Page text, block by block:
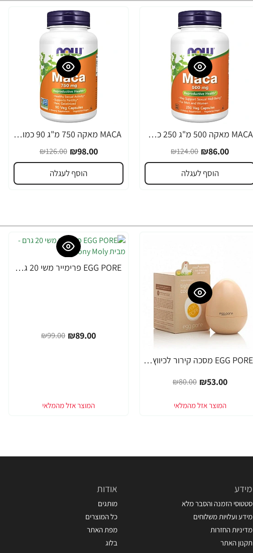
-31%
MACA מאקה 500 מ"ג 250 כמוסות - מבית NOW FOODS
₪86.00
₪124.00
הוסף לעגלה
-22%
MACA מאקה 750 מ"ג 90 כמוסות - מבית NOW FOODS
₪98.00
₪126.00
הוסף לעגלה
-34%
EGG PORE מסכה קירור לכיווץ נקבוביות 30 גרם - מבית Tony Moly
₪53.00
₪80.00
-10% EGG PORE פרימייר משי 20 גרם - מבית Tony Moly
₪89.00
₪99.00
מידע
סטטוסי הזמנה והסבר מלא
מידע ועלויות משלוחים
מדיניות החזרות
תקנון האתר
אודות
מותגים
כל המוצרים
מפת האתר
בלוג